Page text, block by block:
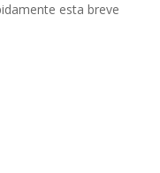
esta breve